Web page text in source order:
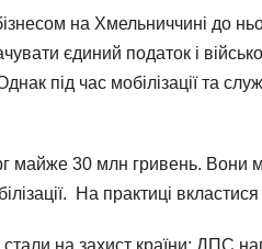
на Хмельниччині до
єдиний податок і
під час мобілізації та
30 млн гривень. Вони
На практиці